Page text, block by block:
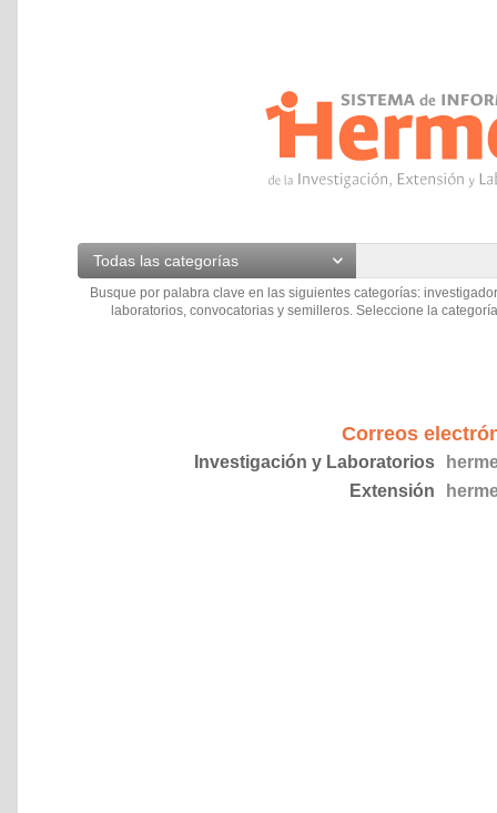
Todas las categorías
Busque por palabra clave en las siguientes categorías:
laboratorios, convocatorias y semilleros. Seleccione la
Correos
Investigación y Laboratorios
Extensión